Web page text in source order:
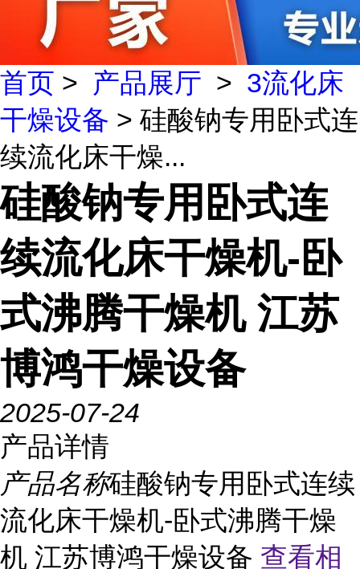
首页 > 产品展厅 > 3流化床
干燥设备 > 硅酸钠专用卧式连
续流化床干燥...
硅酸钠专用卧式连
续流化床干燥机-卧
式沸腾干燥机 江苏
博鸿干燥设备
2025-07-24
产品详情
产品名称硅酸钠专用卧式连续
流化床干燥机-卧式沸腾干燥
机 江苏博鸿干燥设备 查看相